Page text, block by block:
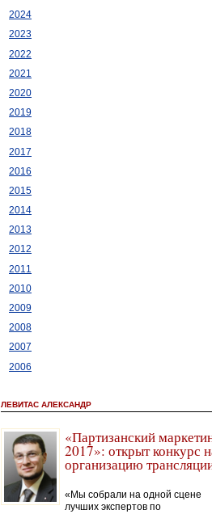
2024
2023
2022
2021
2020
2019
2018
2017
2016
2015
2014
2013
2012
2011
2010
2009
2008
2007
2006
ЛЕВИТАС АЛЕКСАНДР
«Партизанский
2017»: открыт конкурс
организацию
«Мы собрали на одной сцене
лучших экспертов по